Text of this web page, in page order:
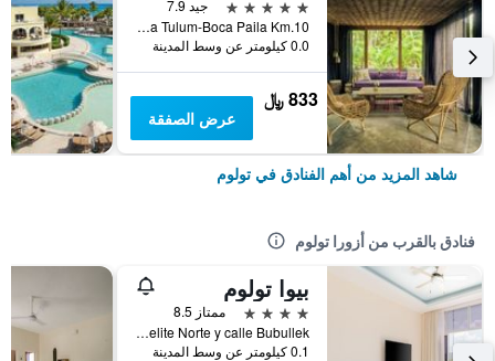
5 نجوم
جيد 7.9
Carretera Tulum-Boca Paila Km.10, تولوم, ولاية كينتانا رو, المكسيك
0.0 كيلومتر عن وسط المدينة
833 ﷼
عرض الصفقة
شاهد المزيد من أهم الفنادق في تولوم
فنادق بالقرب من أزورا تولوم
بيوا تولوم
4 نجوم
ممتاز 8.5
Av. Satelite Norte y calle Bubullek, تولوم, ولاية كينتانا رو, المكسيك
0.1 كيلومتر عن وسط المدينة